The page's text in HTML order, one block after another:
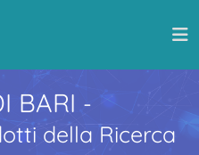
BARI -
della Ricerca